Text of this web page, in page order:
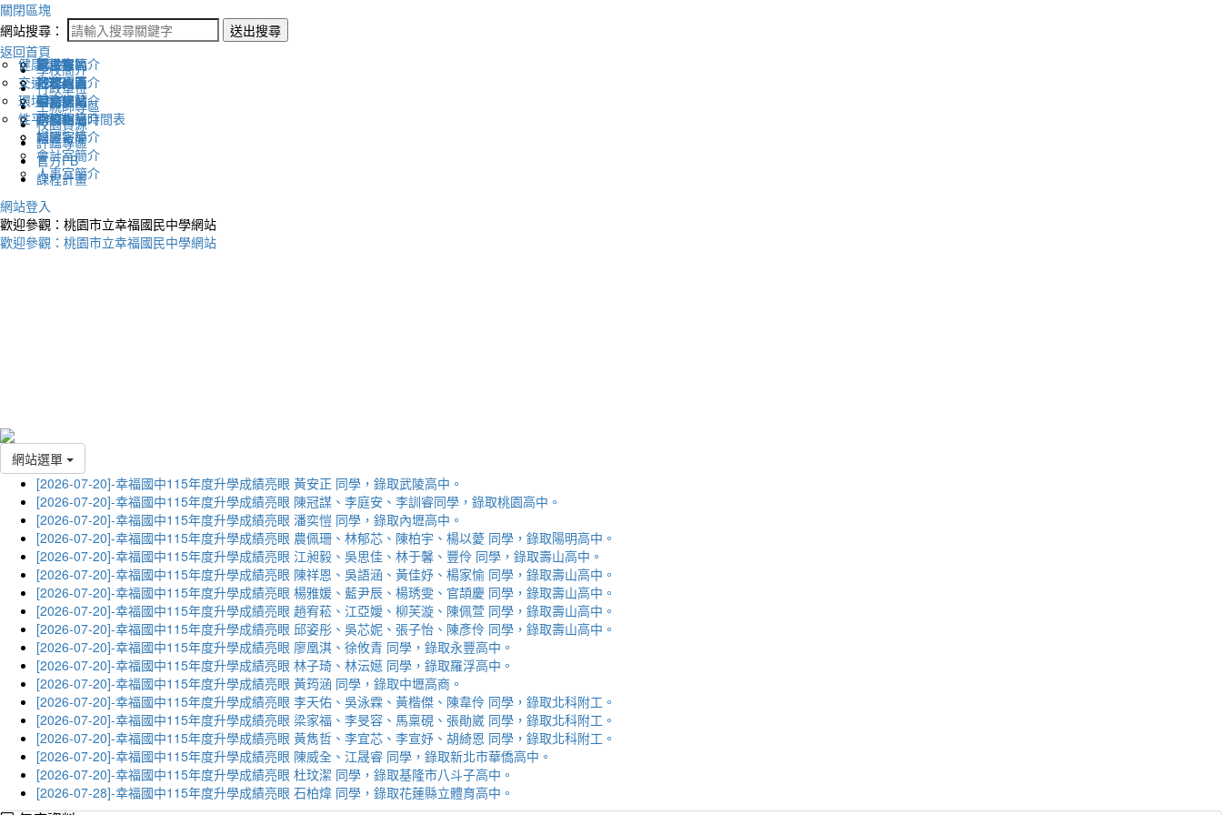
關閉區塊
網站搜尋：
送出搜尋
返回首頁
學校簡介
認識幸福
地理位置
英文網站
幸福相簿
媒體報導
行政單位
校長室簡介
教務處簡介
學務處簡介
總務處簡介
輔導室簡介
會計室簡介
人事室簡介
生親師專區
新生專區
升學專區
圖書館藏
學校作息時間表
校園資源
電子報
下載列表
評鑑專區
健康促進
交通安全
環境教育
性平教育
官方FB
課程計畫
網站登入
歡迎參觀：桃園市立幸福國民中學網站
歡迎參觀：桃園市立幸福國民中學網站
網站選單
[2026-07-20]-幸福國中115年度升學成績亮眼 黃安正 同學，錄取武陵高中。
[2026-07-20]-幸福國中115年度升學成績亮眼 陳冠謀、李庭安、李訓睿同學，錄取桃園高中。
[2026-07-20]-幸福國中115年度升學成績亮眼 潘奕愷 同學，錄取內壢高中。
[2026-07-20]-幸福國中115年度升學成績亮眼 農佩珊、林郁芯、陳柏宇、楊以薆 同學，錄取陽明高中。
[2026-07-20]-幸福國中115年度升學成績亮眼 江昶毅、吳思佳、林于馨、豐伶 同學，錄取壽山高中。
[2026-07-20]-幸福國中115年度升學成績亮眼 陳祥恩、吳語涵、黃佳妤、楊家愉 同學，錄取壽山高中。
[2026-07-20]-幸福國中115年度升學成績亮眼 楊雅媛、藍尹辰、楊琇雯、官頡慶 同學，錄取壽山高中。
[2026-07-20]-幸福國中115年度升學成績亮眼 趙宥菘、江亞嬡、柳芙漩、陳佩萱 同學，錄取壽山高中。
[2026-07-20]-幸福國中115年度升學成績亮眼 邱姿彤、吳芯妮、張子怡、陳彥伶 同學，錄取壽山高中。
[2026-07-20]-幸福國中115年度升學成績亮眼 廖凰淇、徐攸青 同學，錄取永豐高中。
[2026-07-20]-幸福國中115年度升學成績亮眼 林子琦、林沄嬨 同學，錄取羅浮高中。
[2026-07-20]-幸福國中115年度升學成績亮眼 黃筠涵 同學，錄取中壢高商。
[2026-07-20]-幸福國中115年度升學成績亮眼 李天佑、吳泳霖、黃楷傑、陳韋伶 同學，錄取北科附工。
[2026-07-20]-幸福國中115年度升學成績亮眼 梁家福、李旻容、馬稟硯、張勛崴 同學，錄取北科附工。
[2026-07-20]-幸福國中115年度升學成績亮眼 黃雋哲、李宜芯、李宣妤、胡綺恩 同學，錄取北科附工。
[2026-07-20]-幸福國中115年度升學成績亮眼 陳威全、江晟睿 同學，錄取新北市華僑高中。
[2026-07-20]-幸福國中115年度升學成績亮眼 杜玟潔 同學，錄取基隆市八斗子高中。
[2026-07-28]-幸福國中115年度升學成績亮眼 石柏煒 同學，錄取花蓮縣立體育高中。